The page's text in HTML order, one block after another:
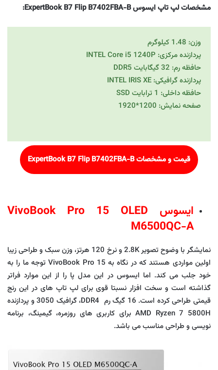
مشخصات لپ تاپ ایسوس ExpertBook B7 Flip B7402FBA-B:
وزن: 1.48 کیلوگرم
پردازنده مرکزی: INTEL Core i5 1240P
حافظه رم: 32 گیگابایت DDR5
پردازنده گرافیکی: INTEL IRIS XE
حافظه داخلی: 1 ترابایت SSD
صفحه نمایش: 1200*1920
قیمت و مشخصاتExpertBook B7 Flip B7402FBA-B
ایسوس VivoBook Pro 15 OLED
M6500QC-A
نمایشگر با وضوح تصویر 2.8K و نرخ 120 هرتز، وزن سبک و طراحی زیبا
اولین مواردی هستند که در نگاه به VivoBook Pro 15 توجه ما را به
خود جلب می کند. اما ایسوس در این مدل پا را از این موارد فراتر
گذاشته است و سخت افزار نسبتا قوی برای لپ تاپ های در این رنج
قیمتی طراحی کرده است. 16 گیگ رم DDR4، گرافیک 3050 و پردازنده
AMD Ryzen 7 5800H برای کاربری های روزمره، گیمینگ، برنامه
نویسی و طراحی مناسب می باشد.